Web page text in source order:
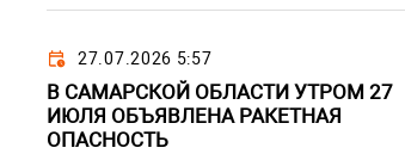
27.07.2026 5:57
В САМАРСКОЙ ОБЛАСТИ УТРОМ 27
ИЮЛЯ ОБЪЯВЛЕНА РАКЕТНАЯ
ОПАСНОСТЬ